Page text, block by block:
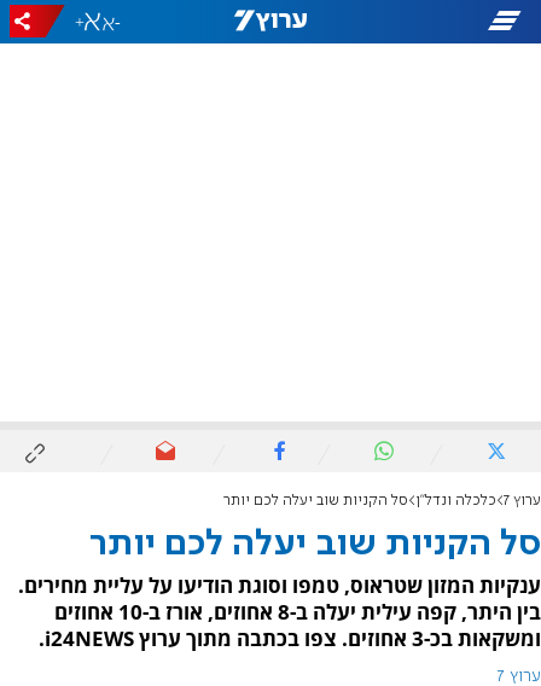
-
+
ערוץ 7 כלכלה ונדל"ן סל הקניות שוב יעלה לכם יותר
סל הקניות שוב יעלה לכם יותר
ענקיות המזון שטראוס, טמפו וסוגת הודיעו על עליית מחירים.
בין היתר, קפה עילית יעלה ב-8 אחוזים, אורז ב-10 אחוזים
ומשקאות בכ-3 אחוזים. צפו בכתבה מתוך ערוץ i24NEWS.
ערוץ 7